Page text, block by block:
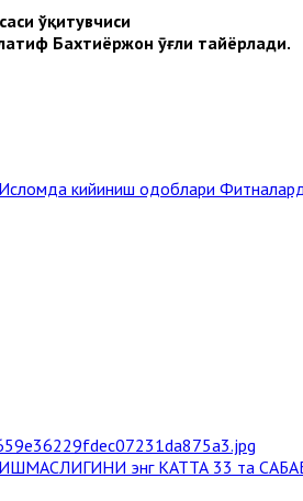
ўқитувчиси
Бахтиёржон ӯғли тайёрлади.
кийиниш одоблари
энг КАТТА 33 та